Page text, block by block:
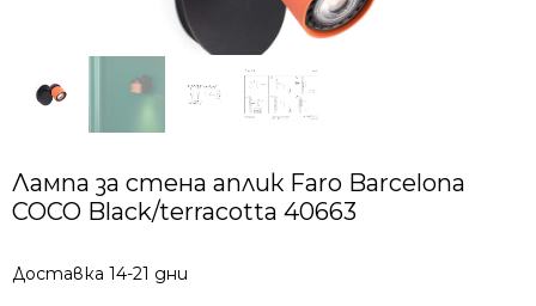
Лампа за стена аплик Faro Barcelona
COCO Black/terracotta 40663
Доставка 14-21 дни